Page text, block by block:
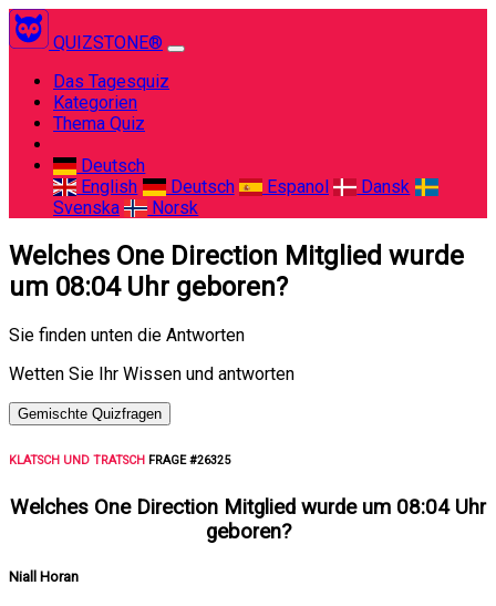
QUIZSTONE®
Das Tagesquiz
Kategorien
Thema Quiz
Deutsch
English
Deutsch Espanol
Dansk
Svenska
Norsk
Welches One Direction Mitglied wurde
um 08:04 Uhr geboren?
Sie finden unten die Antworten
Wetten Sie Ihr Wissen und antworten
Gemischte Quizfragen
KLATSCH UND TRATSCH FRAGE #26325
Welches One Direction Mitglied wurde um 08:04 Uhr
geboren?
Niall Horan